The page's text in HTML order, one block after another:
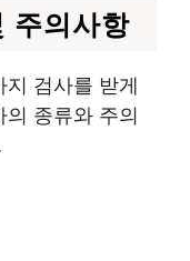
주의사항
검사를 받게
종류와 주의